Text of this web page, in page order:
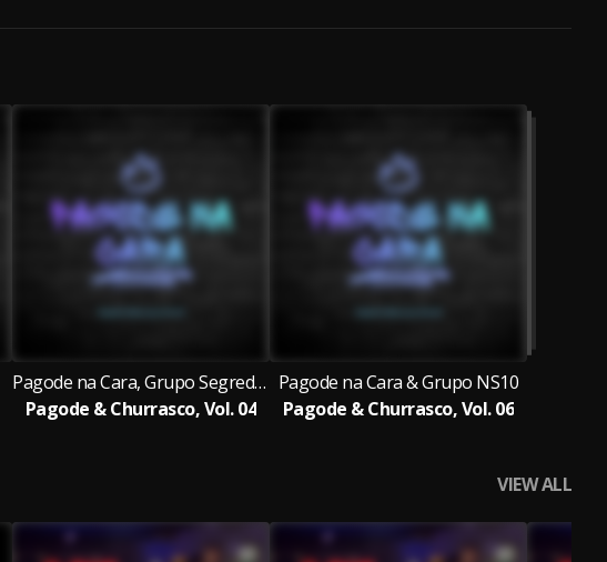
Pagode na Cara, Grupo Segredo Sensual & Grupo Quem Me Dera
Pagode & Churrasco, Vol. 04
Pagode na Cara & Grupo NS10
Pagode & Churrasco, Vol. 06
VIEW ALL